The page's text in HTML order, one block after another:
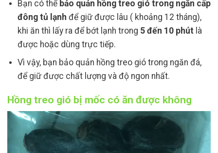
Bạn có thểbảo quản hồng treo gió trong ngăn cấp
đông tủ lạnh để giữ được lâu ( khoảng 12 tháng),
khi ăn thì lấy ra để bớt lạnh trong 5 đến 10 phút là
được hoặc dùng trực tiếp.
Vì vậy, bạn bảo quản hồng treo gió trong ngăn đá,
để giữ được chất lượng và độ ngon nhất.
Hồng treo gió bị mốc có ăn được không